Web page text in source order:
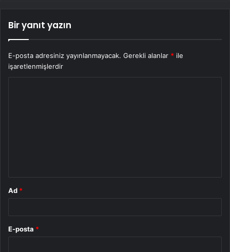
Bir yanıt yazın
E-posta adresiniz yayınlanmayacak. Gerekli alanlar * ile
işaretlenmişlerdir
Ad *
E-posta *